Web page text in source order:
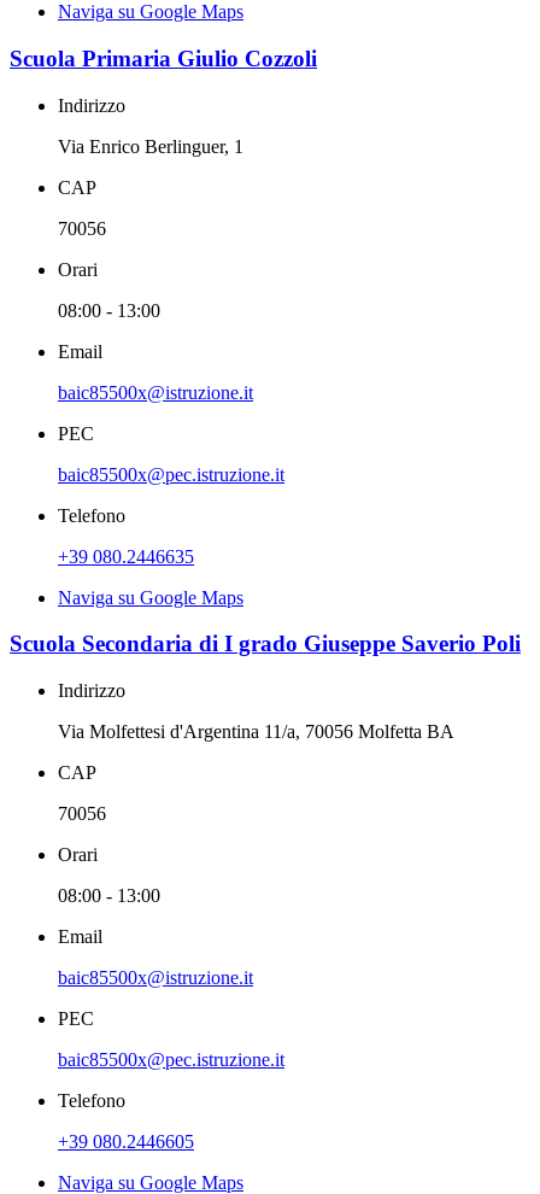
Naviga su Google Maps
Scuola Primaria Giulio Cozzoli
Indirizzo
Via Enrico Berlinguer, 1
CAP
70056
Orari
08:00 - 13:00
Email
baic85500x@istruzione.it
PEC
baic85500x@pec.istruzione.it
Telefono
+39 080.2446635
Naviga su Google Maps
Scuola Secondaria di I grado Giuseppe Saverio Poli
Indirizzo
Via Molfettesi d'Argentina 11/a, 70056 Molfetta BA
CAP
70056
Orari
08:00 - 13:00
Email
baic85500x@istruzione.it
PEC
baic85500x@pec.istruzione.it
Telefono
+39 080.2446605
Naviga su Google Maps